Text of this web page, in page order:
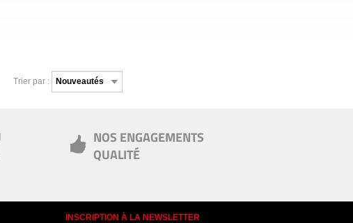
Trier par :
NOS ENGAGEMENTS
QUALITÉ
INSCRIPTION À LA NEWSLETTER